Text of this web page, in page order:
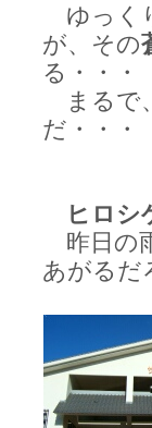
ゆっく
が、その
る・・・
まるで
だ・・・
ヒロシ
昨日の
あがるだ